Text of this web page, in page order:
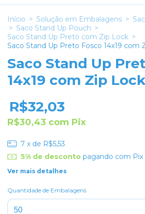
Início > Solução em Embalagens >
> Saco Stand Up Pouch >
Saco Stand Up Preto com Zip Lock >
Saco Stand Up Preto Fosco 14x19 com
Saco Stand Up
14x19 com Zip Lock
R$32,03
R$30,43 com Pix
7 x de R$5,53
5% de descontopagando com Pix
Ver mais detalhes
Quantidade de Embalagens